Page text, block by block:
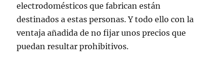
electrodomésticos que fabrican están
destinados a estas personas. Y todo ello con la
ventaja añadida de no fijar unos precios que
puedan resultar prohibitivos.